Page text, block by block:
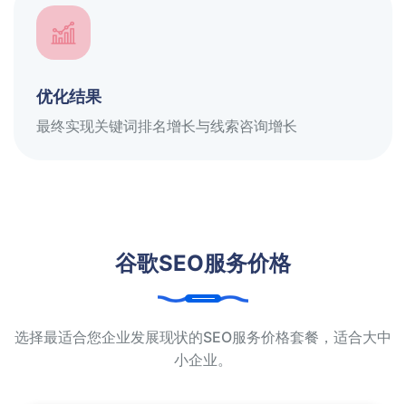
优化结果
最终实现关键词排名增长与线索咨询增长
谷歌SEO服务价格
选择最适合您企业发展现状的SEO服务价格套餐，适合大中
小企业。